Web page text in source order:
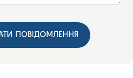
ПОВІДОМЛЕННЯ